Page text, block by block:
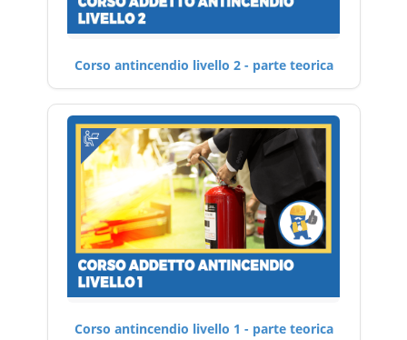
Corso antincendio livello 2 - parte teorica
Corso antincendio livello 1 - parte teorica